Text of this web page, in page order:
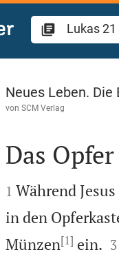
Lukas 21
Neues Leben. Die
von SCM Verlag

Das

1 Während
in den
Münzen[1] ein.
3